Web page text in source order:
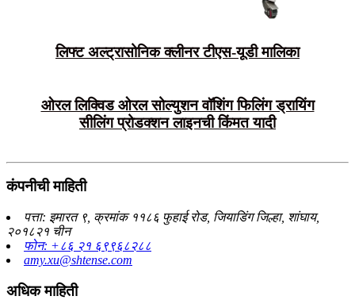
लिफ्ट अल्ट्रासोनिक क्लीनर टीएस-यूडी मालिका
ओरल लिक्विड ओरल सोल्युशन वॉशिंग फिलिंग ड्रायिंग
सीलिंग प्रोडक्शन लाइनची किंमत यादी
कंपनीची माहिती
पत्ता: इमारत ९, क्रमांक ११८६ फुहाई रोड, जियाडिंग जिल्हा, शांघाय,
२०१८२१ चीन
फोन: +८६ २१ ६९९६८२८८
amy.xu@shtense.com
अधिक माहिती